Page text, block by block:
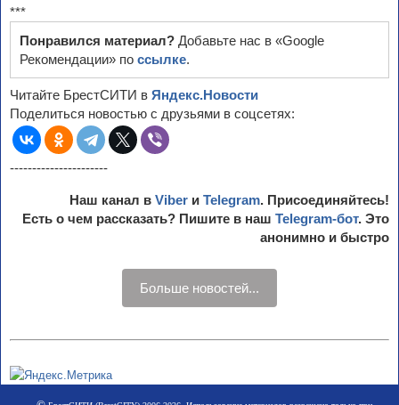
***
Понравился материал? Добавьте нас в «Google
Рекомендации» по ссылке.
Читайте БрестСИТИ в Яндекс.Новости
Поделиться новостью с друзьями в соцсетях:
----------------------
Наш канал в Viber и Telegram. Присоединяйтесь!
Есть о чем рассказать? Пишите в наш Telegram-бот. Это
анонимно и быстро
Больше новостей...